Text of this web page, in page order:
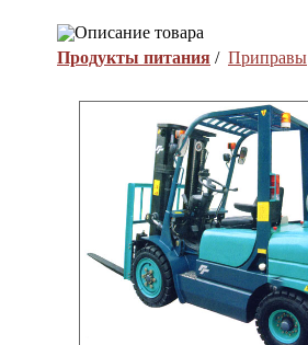
Описание товара
Продукты питания / Приправы